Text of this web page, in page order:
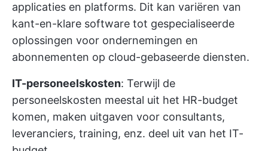
applicaties en platforms. Dit kan variëren van
kant-en-klare software tot gespecialiseerde
oplossingen voor ondernemingen en
abonnementen op cloud-gebaseerde diensten.
IT-personeelskosten: Terwijl de
personeelskosten meestal uit het HR-budget
komen, maken uitgaven voor consultants,
leveranciers, training, enz. deel uit van het IT-